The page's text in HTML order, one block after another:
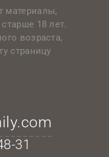
материалы,
18 лет.
возраста,
страницу
31